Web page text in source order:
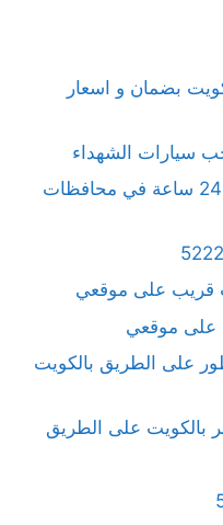
بضمان و اسعار
سيارات الشهداء
برمجة رسيفر و توصيل ريموت 24 ساعة في محافظات
قريب على موقعي
على موقعي
على الطريق بالكويت
بالكويت على الطريق